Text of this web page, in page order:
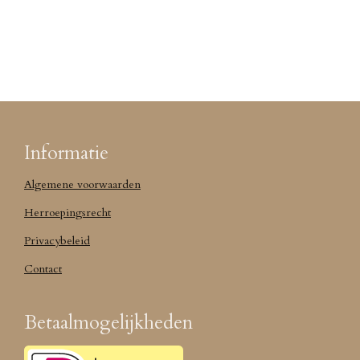
Informatie
Algemene voorwaarden
Herroepingsrecht
Privacybeleid
Contact
Betaalmogelijkheden